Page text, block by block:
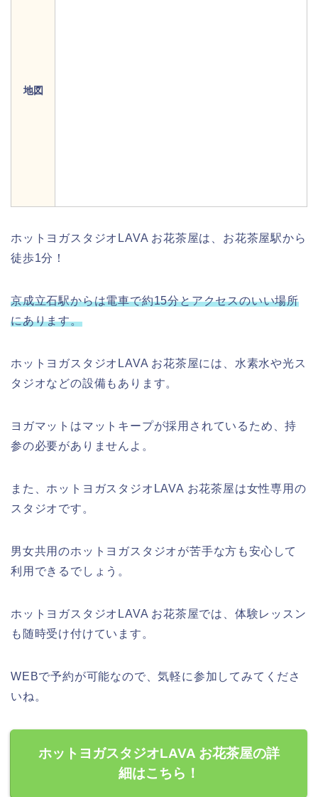
地図
ホットヨガスタジオLAVA お花茶屋は、お花茶屋駅から
徒歩1分！
京成立石駅からは電車で約15分とアクセスのいい場所
にあります。
ホットヨガスタジオLAVA お花茶屋には、水素水や光ス
タジオなどの設備もあります。
ヨガマットはマットキープが採用されているため、持
参の必要がありませんよ。
また、ホットヨガスタジオLAVA お花茶屋は女性専用の
スタジオです。
男女共用のホットヨガスタジオが苦手な方も安心して
利用できるでしょう。
ホットヨガスタジオLAVA お花茶屋では、体験レッスン
も随時受け付けています。
WEBで予約が可能なので、気軽に参加してみてくださ
いね。
ホットヨガスタジオLAVA お花茶屋の詳
細はこちら！